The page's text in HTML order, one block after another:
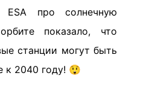
ESA про солнечную
показало, что
станции могут быть
к 2040 году! 😲